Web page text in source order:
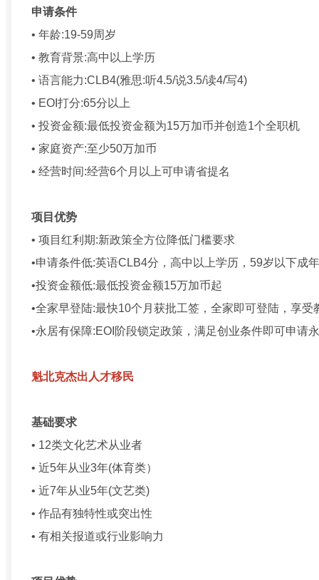
申请条件
• 年龄:19-59周岁
• 教育背景:高中以上学历
• 语言能力:CLB4(雅思:听4.5/说3.5/读4/写4)
• EOI打分:65分以上
• 投资金额:最低投资金额为15万加币并创造1个全职机
• 家庭资产:至少50万加币
• 经营时间:经营6个月以上可申请省提名
项目优势
• 项目红利期:新政策全方位降低门槛要求
•申请条件低:英语CLB4分，高中以上学历，59岁以下成
•投资金额低:最低投资金额15万加币起
•全家早登陆:最快10个月获批工签，全家即可登陆，享受
•永居有保障:EOI阶段锁定政策，满足创业条件即可申请
魁北克杰出人才移民
基础要求
• 12类文化艺术从业者
• 近5年从业3年(体育类）
• 近7年从业5年(文艺类)
• 作品有独特性或突出性
• 有相关报道或行业影响力